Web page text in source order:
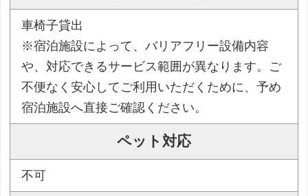
車椅子貸出
※宿泊施設によって、バリアフリー設備内容
や、対応できるサービス範囲が異なります。ご
不便なく安心してご利用いただくために、予め
宿泊施設へ直接ご確認ください。
ペット対応
不可